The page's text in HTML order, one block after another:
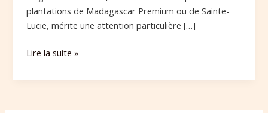
plantations de Madagascar Premium ou de Sainte-
Lucie, mérite une attention particulière […]
Lire la suite »